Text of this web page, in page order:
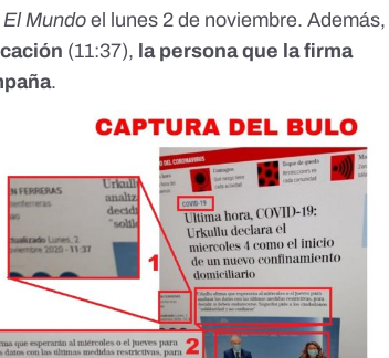
El Mundo el lunes 2 de noviembre. Además,
(11:37), la persona que la firma
.